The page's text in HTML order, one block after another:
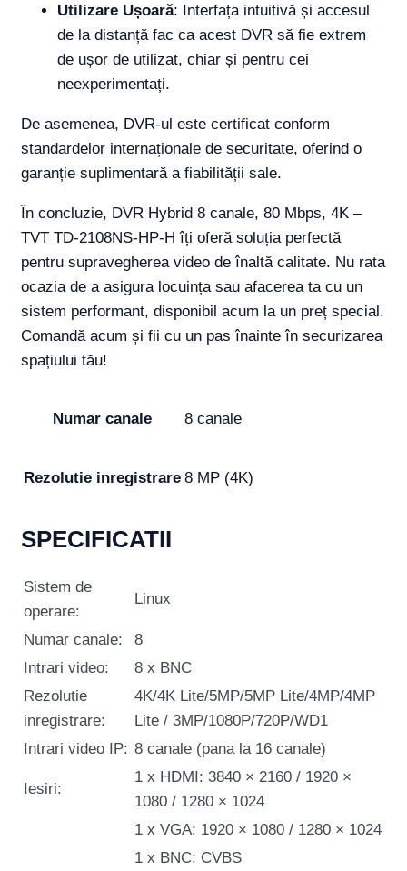
Utilizare Ușoară: Interfața intuitivă și accesul
de la distanță fac ca acest DVR să fie extrem
de ușor de utilizat, chiar și pentru cei
neexperimentați.
De asemenea, DVR-ul este certificat conform
standardelor internaționale de securitate, oferind o
garanție suplimentară a fiabilității sale.
În concluzie, DVR Hybrid 8 canale, 80 Mbps, 4K –
TVT TD-2108NS-HP-H îți oferă soluția perfectă
pentru supravegherea video de înaltă calitate. Nu rata
ocazia de a asigura locuința sau afacerea ta cu un
sistem performant, disponibil acum la un preț special.
Comandă acum și fii cu un pas înainte în securizarea
spațiului tău!
Numar canale 8 canale
Rezolutie inregistrare 8 MP (4K)
SPECIFICATII
Sistem de
operare:
Linux
Numar canale:
8
Intrari video:
8 x BNC
Rezolutie
inregistrare:
4K/4K Lite/5MP/5MP Lite/4MP/4MP
Lite / 3MP/1080P/720P/WD1
Intrari video IP: 8 canale (pana la 16 canale)
Iesiri:
1 x HDMI: 3840 × 2160 / 1920 ×
1080 / 1280 × 1024
1 x VGA: 1920 × 1080 / 1280 × 1024
1 x BNC: CVBS